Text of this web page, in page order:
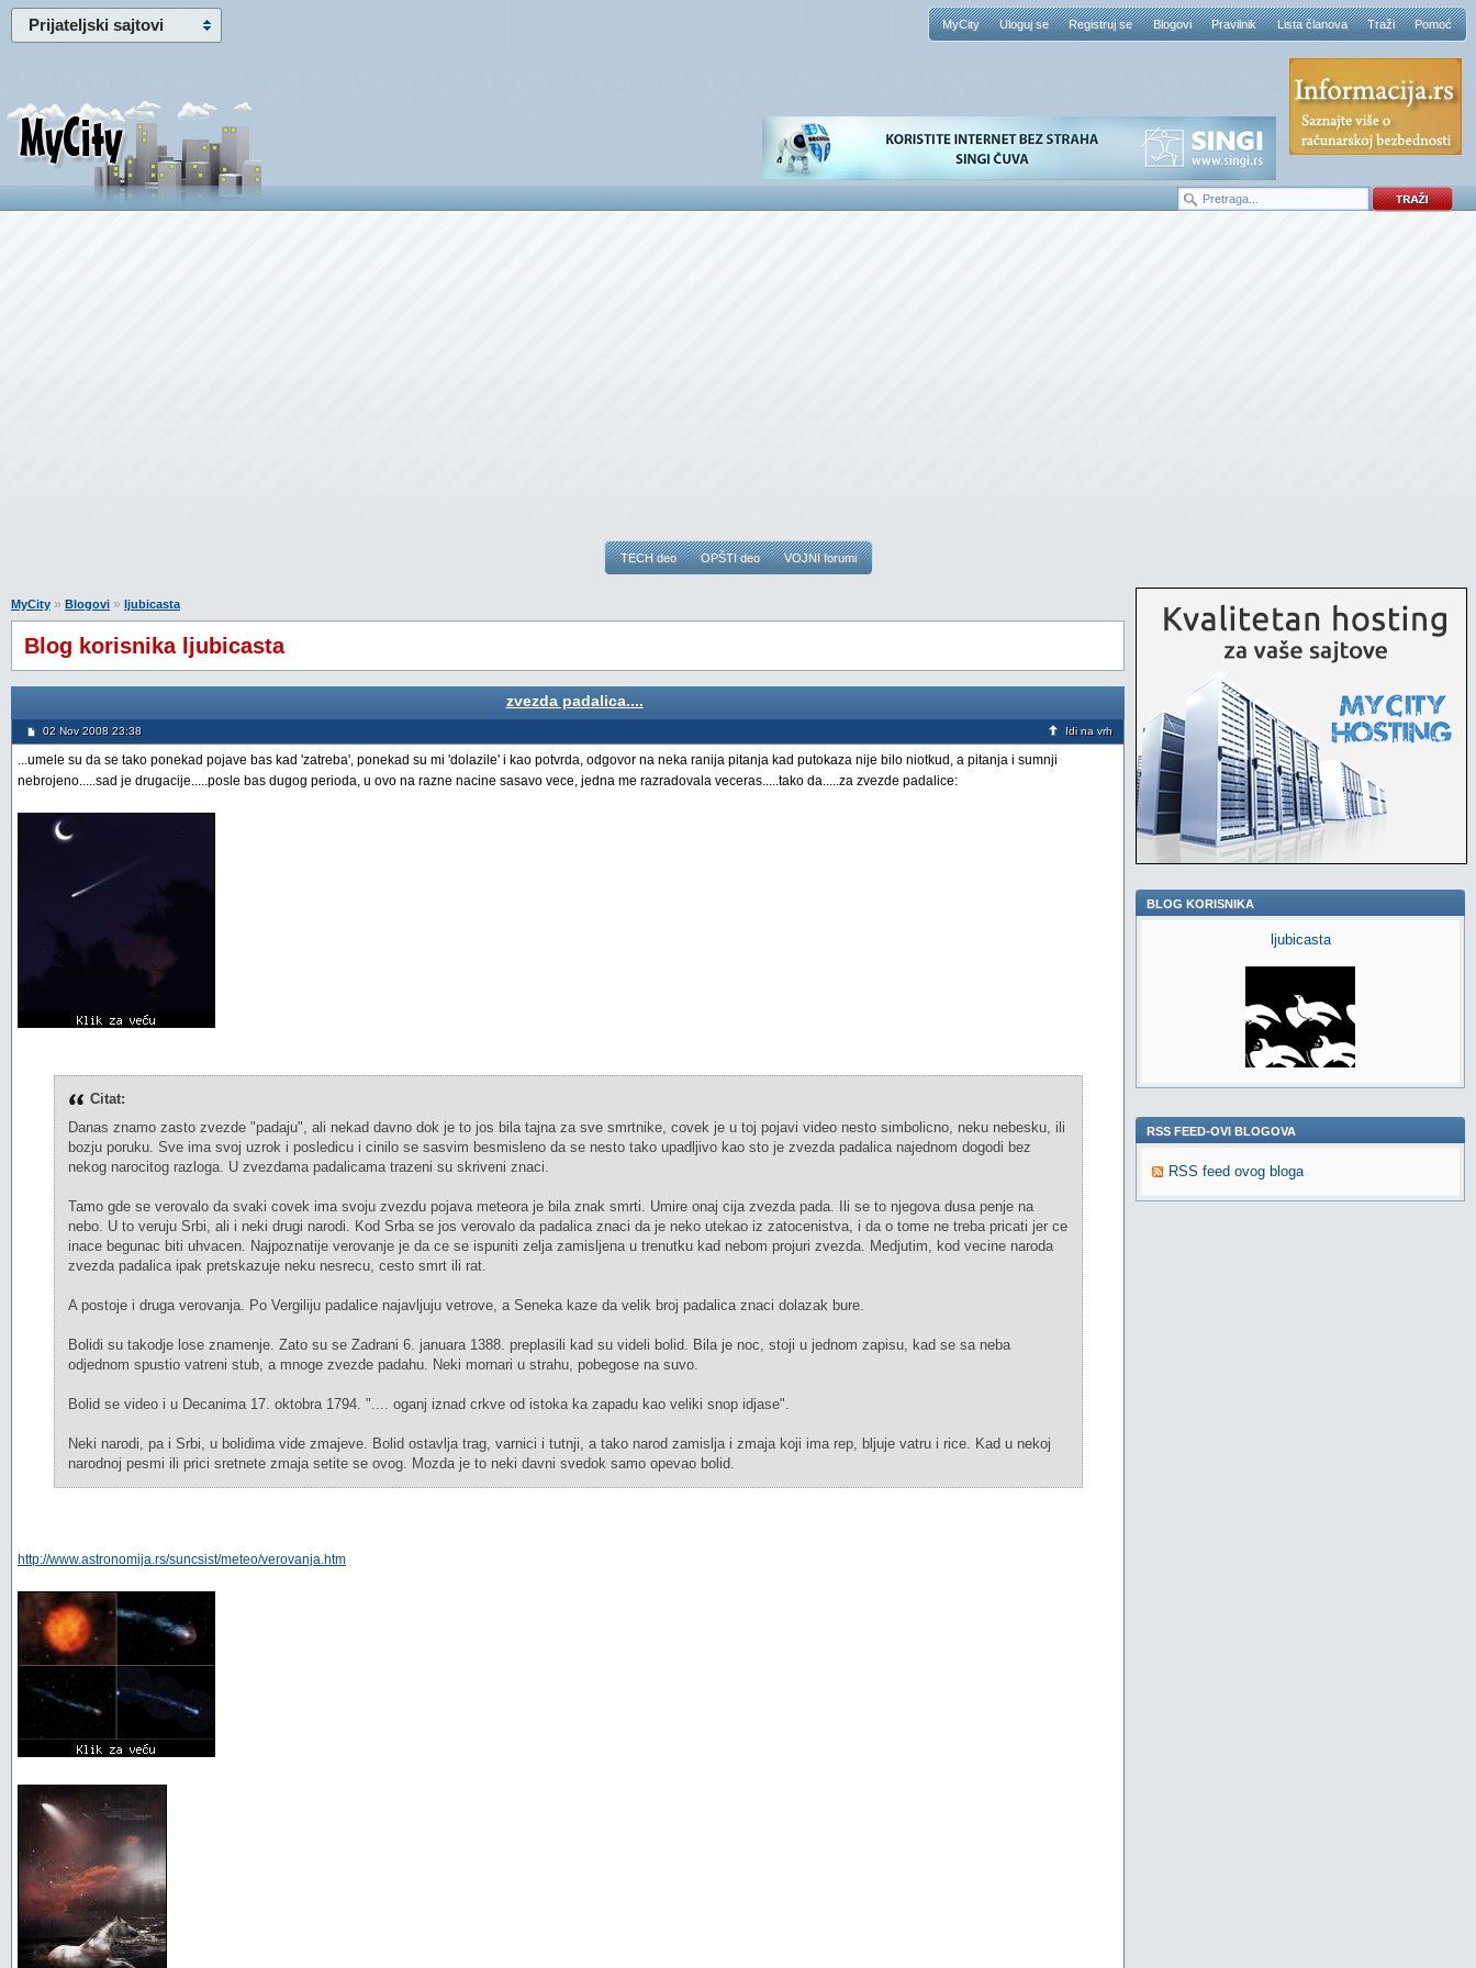
Prijateljski sajtovi MyCity Uloguj se Registruj se Blogovi Pravilnik Lista članova Traži Pomoć
TECH deo OPŠTI deo VOJNI forumi
MyCity » Blogovi » ljubicasta
Blog korisnika ljubicasta
zvezda padalica....
02 Nov 2008 23:38 Idi na vrh
...umele su da se tako ponekad pojave bas kad 'zatreba', ponekad su mi 'dolazile' i kao potvrda, odgovor na neka ranija pitanja kad putokaza nije bilo niotkud, a pitanja i sumnji
nebrojeno.....sad je drugacije.....posle bas dugog perioda, u ovo na razne nacine sasavo vece, jedna me razradovala veceras.....tako da.....za zvezde padalice:
Citat:
Danas znamo zasto zvezde "padaju", ali nekad davno dok je to jos bila tajna za sve smrtnike, covek je u toj pojavi video nesto simbolicno, neku nebesku, ili
bozju poruku. Sve ima svoj uzrok i posledicu i cinilo se sasvim besmisleno da se nesto tako upadljivo kao sto je zvezda padalica najednom dogodi bez
nekog narocitog razloga. U zvezdama padalicama trazeni su skriveni znaci.
Tamo gde se verovalo da svaki covek ima svoju zvezdu pojava meteora je bila znak smrti. Umire onaj cija zvezda pada. Ili se to njegova dusa penje na
nebo. U to veruju Srbi, ali i neki drugi narodi. Kod Srba se jos verovalo da padalica znaci da je neko utekao iz zatocenistva, i da o tome ne treba pricati jer ce
inace begunac biti uhvacen. Najpoznatije verovanje je da ce se ispuniti zelja zamisljena u trenutku kad nebom projuri zvezda. Medjutim, kod vecine naroda
zvezda padalica ipak pretskazuje neku nesrecu, cesto smrt ili rat.
A postoje i druga verovanja. Po Vergiliju padalice najavljuju vetrove, a Seneka kaze da velik broj padalica znaci dolazak bure.
Bolidi su takodje lose znamenje. Zato su se Zadrani 6. januara 1388. preplasili kad su videli bolid. Bila je noc, stoji u jednom zapisu, kad se sa neba
odjednom spustio vatreni stub, a mnoge zvezde padahu. Neki mornari u strahu, pobegose na suvo.
Bolid se video i u Decanima 17. oktobra 1794. ".... oganj iznad crkve od istoka ka zapadu kao veliki snop idjase".
Neki narodi, pa i Srbi, u bolidima vide zmajeve. Bolid ostavlja trag, varnici i tutnji, a tako narod zamislja i zmaja koji ima rep, bljuje vatru i rice. Kad u nekoj
narodnoj pesmi ili prici sretnete zmaja setite se ovog. Mozda je to neki davni svedok samo opevao bolid.
http://www.astronomija.rs/suncsist/meteo/verovanja.htm
BLOG KORISNIKA
ljubicasta
RSS FEED-OVI BLOGOVA
RSS feed ovog bloga